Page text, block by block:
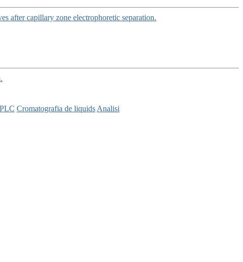
after capillary zone electrophoretic separation.
Cromatografia de liquidsAnalisi